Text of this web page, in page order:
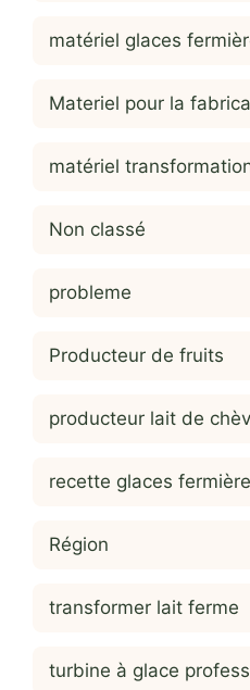
matériel glaces
Materiel pour la
matériel
Non classé
probleme
Producteur de fruits
producteur lait de
recette glaces
Région
transformer lait ferme
turbine à glace